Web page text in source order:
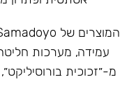
עמידה, מערכות
מ-״זכוכית